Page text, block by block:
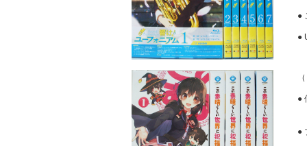
●
●
●